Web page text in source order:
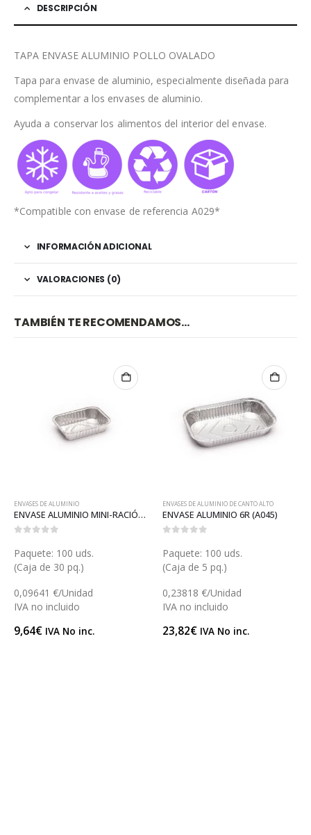
DESCRIPCIÓN
TAPA ENVASE ALUMINIO POLLO OVALADO
Tapa para envase de aluminio, especialmente diseñada para
complementar a los envases de aluminio.
Ayuda a conservar los alimentos del interior del envase.
*Compatible con envase de referencia A029*
INFORMACIÓN ADICIONAL
VALORACIONES (0)
TAMBIÉN TE RECOMENDAMOS…
ENVASES DE ALUMINIO
ENVASE ALUMINIO MINI-RACIÓN (A031)
Paquete: 100 uds.
(Caja de 30 pq.)
0,09641 €/Unidad
IVA no incluido
9,64€ IVA No inc.
ENVASES DE ALUMINIO DE CANTO ALTO
ENVASE ALUMINIO 6R (A045)
Paquete: 100 uds.
(Caja de 5 pq.)
0,23818 €/Unidad
IVA no incluido
23,82€ IVA No inc.